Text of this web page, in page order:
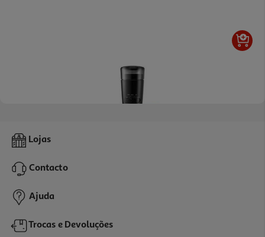
Moinho De Café De'longhi Kg210 Preto 90 G Com 3 Níveis De
Moagem
59,99 €
Lojas
Contacto
Ajuda
Trocas e Devoluções